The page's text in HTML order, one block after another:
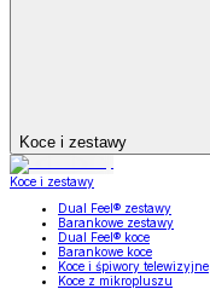
Koce i zestawy
Koce i zestawy
Dual Feel® zestawy
Barankowe zestawy
Dual Feel® koce
Barankowe koce
Koce i śpiwory telewizyjne
Koce z mikropluszu